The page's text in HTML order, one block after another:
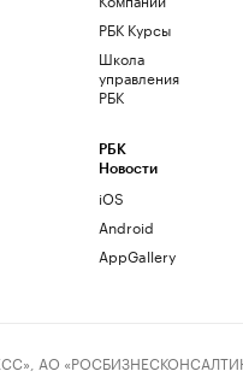
РБК Курсы
Школа
управления
РБК
РБК
Новости
iOS
Android
AppGallery
АО